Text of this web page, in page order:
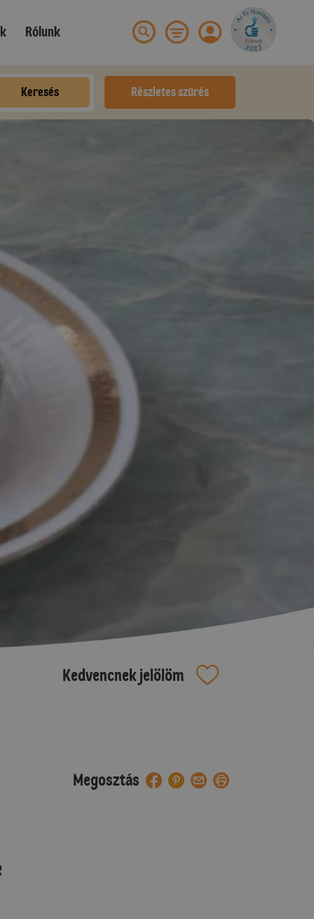
Rólunk
Keresés Részletes szűrés
Kedvencnek jelölöm
Megosztás